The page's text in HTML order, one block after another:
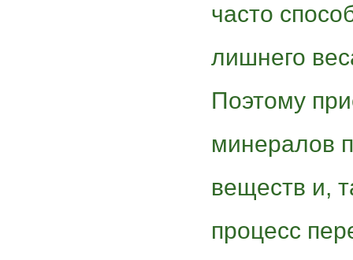
часто
лишнего
Поэтому
минералов
веществ и,
процесс